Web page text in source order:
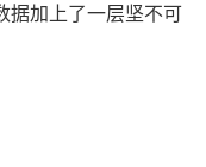
据加上了一层坚不可